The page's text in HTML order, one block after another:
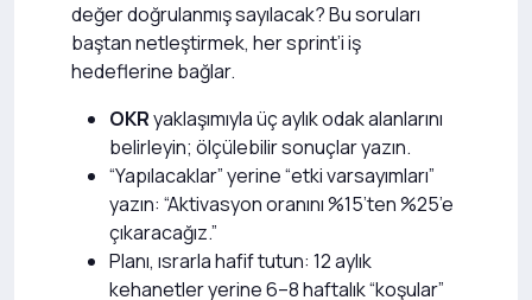
değer doğrulanmış sayılacak? Bu soruları
baştan netleştirmek, her sprint’i iş
hedeflerine bağlar.
OKRyaklaşımıyla üç aylık odak alanlarını
belirleyin; ölçülebilir sonuçlar yazın.
“Yapılacaklar” yerine “etki varsayımları”
yazın: “Aktivasyon oranını %15’ten %25’e
çıkaracağız.”
Planı, ısrarla hafif tutun: 12 aylık
kehanetler yerine 6–8 haftalık “koşular”